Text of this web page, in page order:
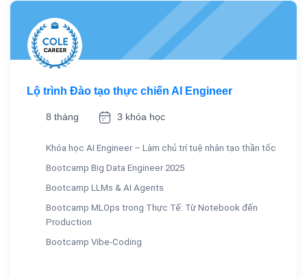
Lộ trình Đào tạo thực chiến AI Engineer
8 tháng 3 khóa học
Khóa học AI Engineer – Làm chủ trí tuệ nhân tạo thần tốc
Bootcamp Big Data Engineer 2025
Bootcamp LLMs & AI Agents
Bootcamp MLOps trong Thực Tế: Từ Notebook đến
Production
Bootcamp Vibe-Coding